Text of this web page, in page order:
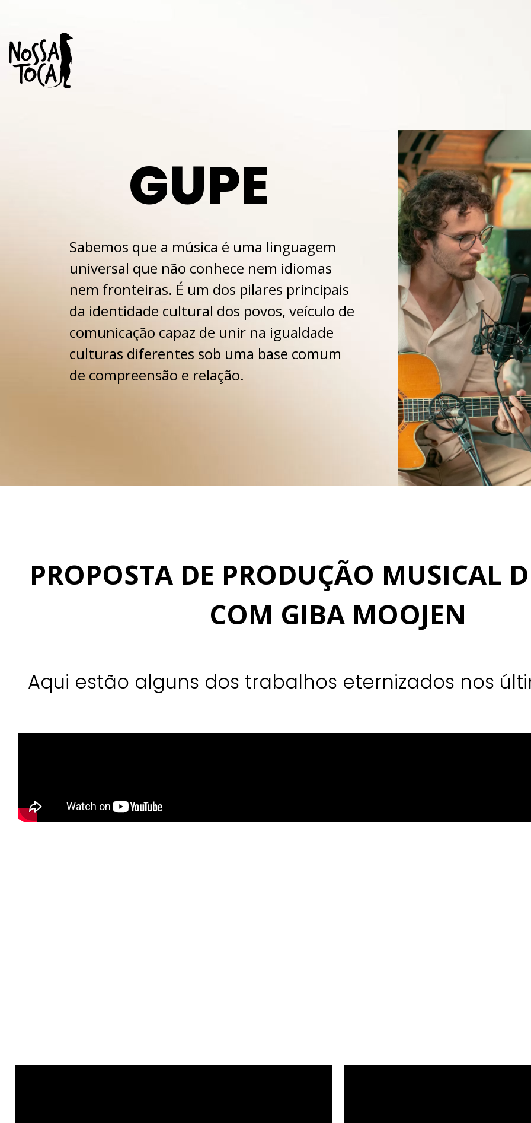
GUPE
Sabemos que a música é uma linguagem
universal que não conhece nem idiomas
nem fronteiras. É um dos pilares principais
da identidade cultural dos povos, veículo de
comunicação capaz de unir na igualdade
culturas diferentes sob uma base comum
de compreensão e relação.
PROPOSTA DE PRODUÇÃO MUSICAL
COM GIBA MOOJEN
Aqui estão alguns dos trabalhos eternizados nos